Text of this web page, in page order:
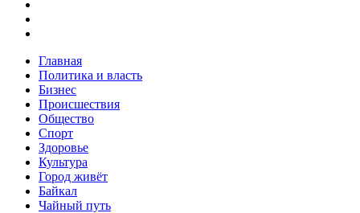
Главная
Политика и власть
Бизнес
Происшествия
Общество
Cпорт
Здоровье
Культура
Город живёт
Байкал
Чайный путь